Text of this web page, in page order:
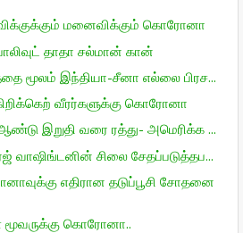
மனைவிக்கும் கொரோனா
தாதா சல்மான் கான்
மூலம் இந்தியா-சீனா எல்லை பிரச...
வீரர்களுக்கு கொரோனா
இறுதி வரை ரத்து- அமெரிக்க ...
வாஷிங்டனின் சிலை சேதப்படுத்தப...
எதிரான தடுப்பூசி சோதனை
கொரோனா..